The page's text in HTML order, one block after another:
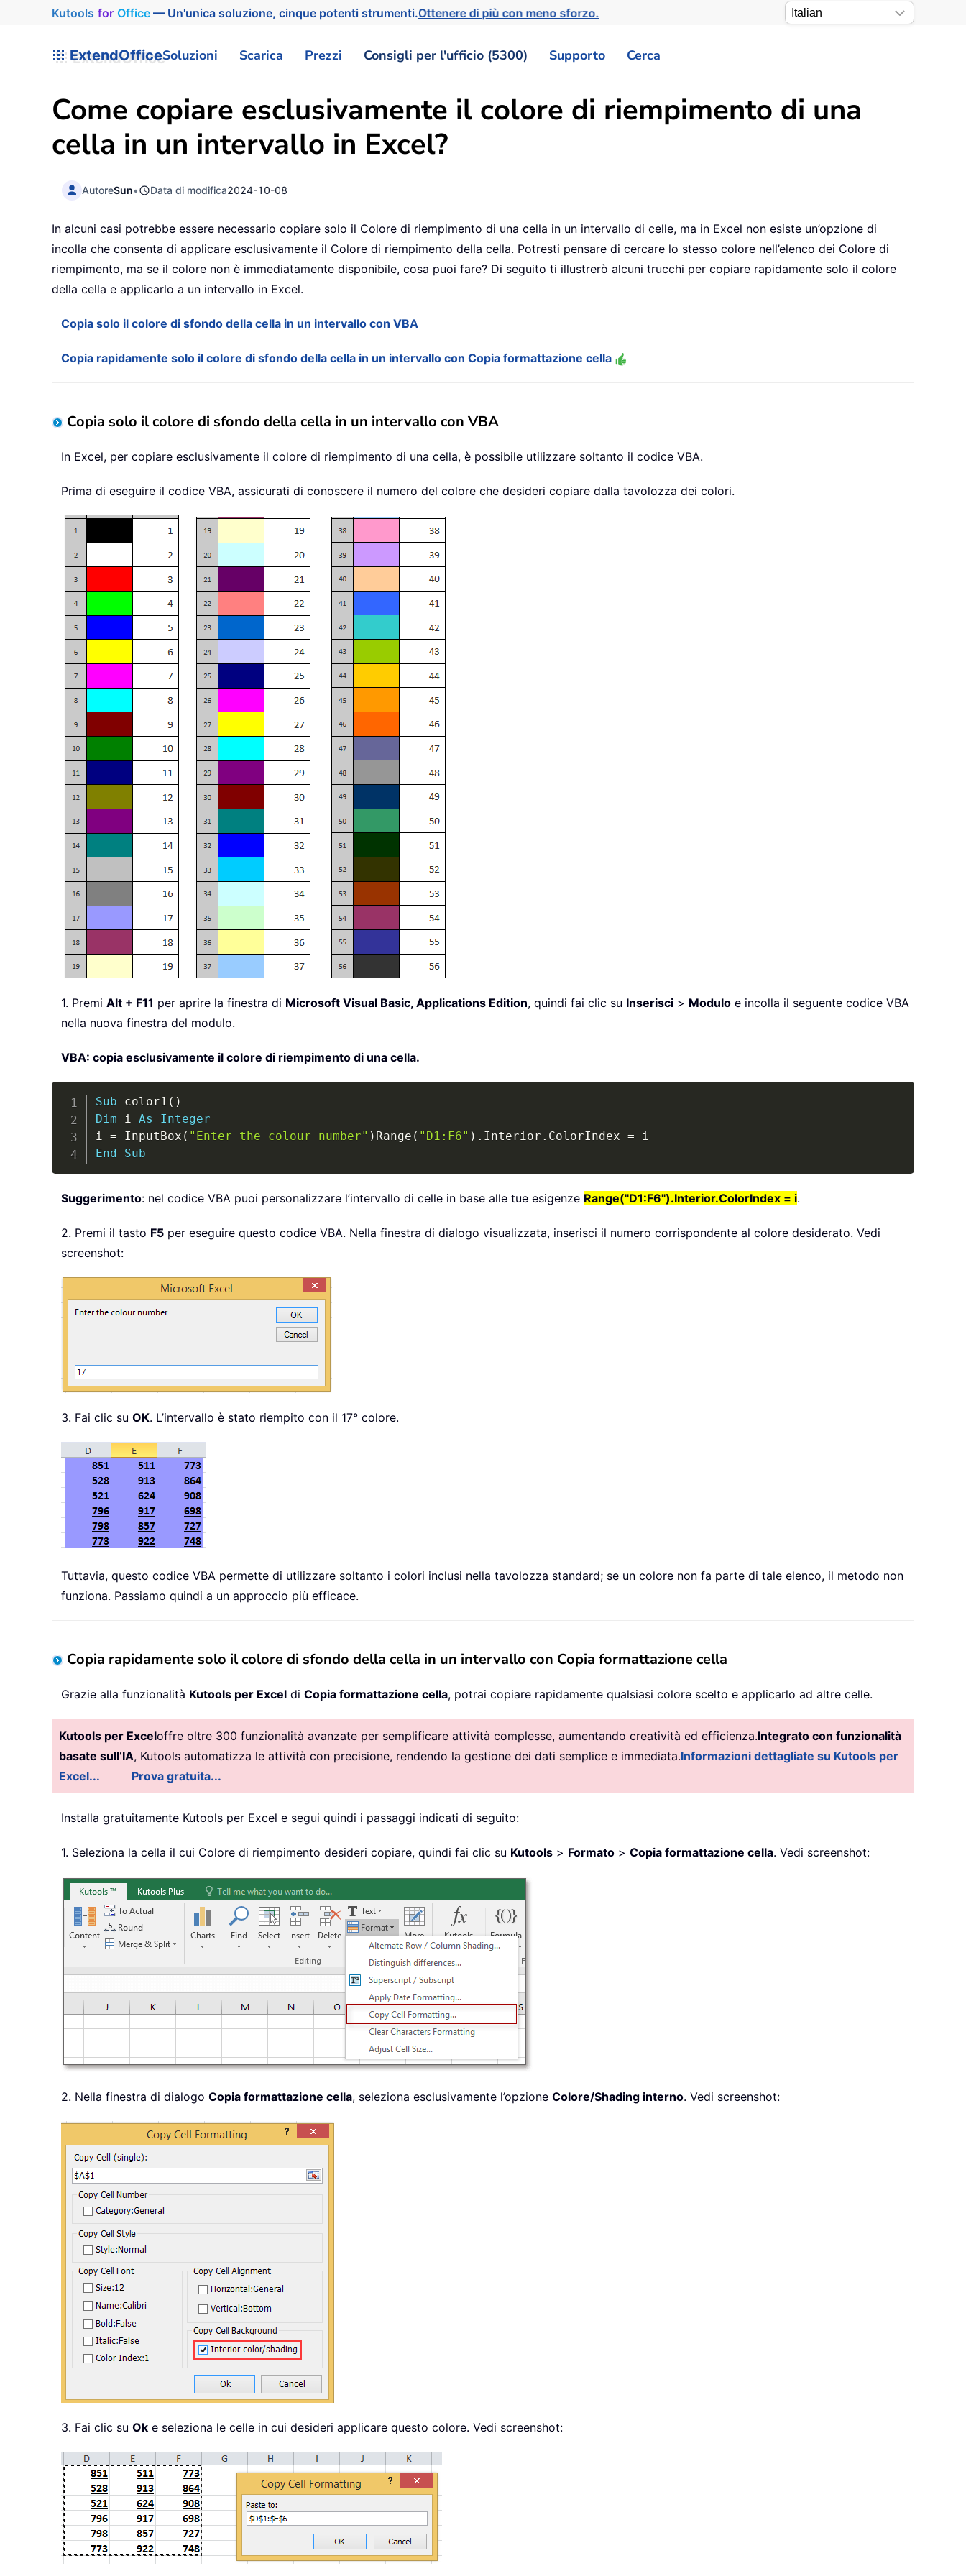
Kutools for Office— Un'unica soluzione, cinque potenti strumenti.Ottenere di più con meno sforzo.
ExtendOfficeSoluzioni Scarica Prezzi Consigli per l'ufficio (5300) Supporto Cerca
Come copiare esclusivamente il colore di riempimento di una
cella in un intervallo in Excel?
AutoreSun• Data di modifica2024-10-08
In alcuni casi potrebbe essere necessario copiare solo il Colore di riempimento di una cella in un intervallo di celle, ma in Excel non esiste un’opzione di
incolla che consenta di applicare esclusivamente il Colore di riempimento della cella. Potresti pensare di cercare lo stesso colore nell’elenco dei Colore di
riempimento, ma se il colore non è immediatamente disponibile, cosa puoi fare? Di seguito ti illustrerò alcuni trucchi per copiare rapidamente solo il colore
della cella e applicarlo a un intervallo in Excel.
Copia solo il colore di sfondo della cella in un intervallo con VBA
Copia rapidamente solo il colore di sfondo della cella in un intervallo con Copia formattazione cella
Copia solo il colore di sfondo della cella in un intervallo con VBA
In Excel, per copiare esclusivamente il colore di riempimento di una cella, è possibile utilizzare soltanto il codice VBA.
Prima di eseguire il codice VBA, assicurati di conoscere il numero del colore che desideri copiare dalla tavolozza dei colori.
1. Premi Alt + F11 per aprire la finestra di Microsoft Visual Basic, Applications Edition, quindi fai clic su Inserisci > Modulo e incolla il seguente codice VBA
nella nuova finestra del modulo.
VBA: copia esclusivamente il colore di riempimento di una cella.
Sub color1 ( )
Dim i As
Integer
i = InputBox ( "Enter the colour number" ) Range ( "D1:F6" ) . Interior . ColorIndex =
End
Sub
Suggerimento: nel codice VBA puoi personalizzare l’intervallo di celle in base alle tue esigenze Range("D1:F6").Interior.ColorIndex = i.
2. Premi il tasto F5 per eseguire questo codice VBA. Nella finestra di dialogo visualizzata, inserisci il numero corrispondente al colore desiderato. Vedi
screenshot:
3. Fai clic su OK. L’intervallo è stato riempito con il 17° colore.
Tuttavia, questo codice VBA permette di utilizzare soltanto i colori inclusi nella tavolozza standard; se un colore non fa parte di tale elenco, il metodo non
funziona. Passiamo quindi a un approccio più efficace.
Copia rapidamente solo il colore di sfondo della cella in un intervallo con Copia formattazione cella
Grazie alla funzionalità Kutools per Excel di Copia formattazione cella, potrai copiare rapidamente qualsiasi colore scelto e applicarlo ad altre celle.
Kutools per Exceloffre oltre 300 funzionalità avanzate per semplificare attività complesse, aumentando creatività ed efficienza.Integrato con funzionalità
basate sull’IA, Kutools automatizza le attività con precisione, rendendo la gestione dei dati semplice e immediata.Informazioni dettagliate su Kutools per
Excel...
Prova gratuita...
Installa gratuitamente Kutools per Excel e segui quindi i passaggi indicati di seguito:
1. Seleziona la cella il cui Colore di riempimento desideri copiare, quindi fai clic su Kutools > Formato > Copia formattazione cella. Vedi screenshot:
2. Nella finestra di dialogo Copia formattazione cella, seleziona esclusivamente l’opzione Colore/Shading interno. Vedi screenshot:
3. Fai clic su Ok e seleziona le celle in cui desideri applicare questo colore. Vedi screenshot: